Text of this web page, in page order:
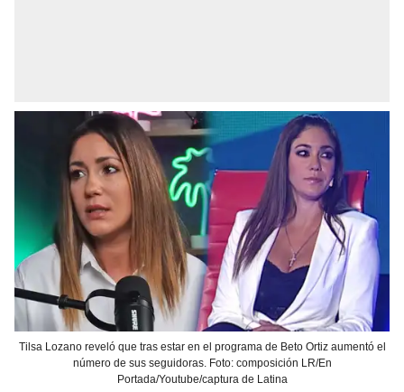
Tilsa Lozano reveló que tras estar en el programa de Beto Ortiz aumentó el
número de sus seguidoras. Foto: composición LR/En
Portada/Youtube/captura de Latina